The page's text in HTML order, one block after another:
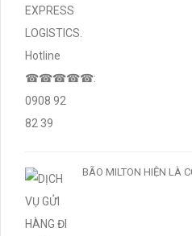
BÃO MILTON HIỆN LÀ